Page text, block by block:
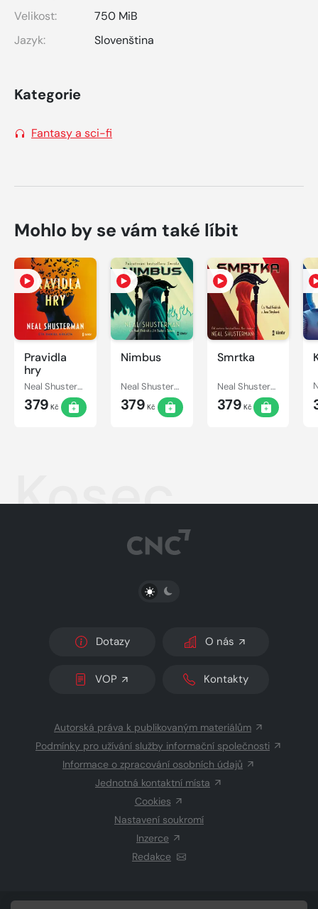
Velikost:
750 MiB
Jazyk:
Slovenština
Kategorie
Fantasy a sci-fi
Mohlo by se vám také líbit
Pravidla
hry
Neal Shusterman
379 Kč
Nimbus
Neal Shusterman
379 Kč
Smrtka
Neal Shusterman
379 Kč
Kosec
PŘEPNOUT SVĚTLÝ/TMAVÝ REŽIM
Dotazy O nás
VOP Kontakty
Autorská práva k publikovaným materiálům
Podmínky pro užívání služby informační společnosti
Informace o zpracování osobních údajů
Jednotná kontaktní místa
Cookies
Nastavení soukromí
Inzerce
Redakce